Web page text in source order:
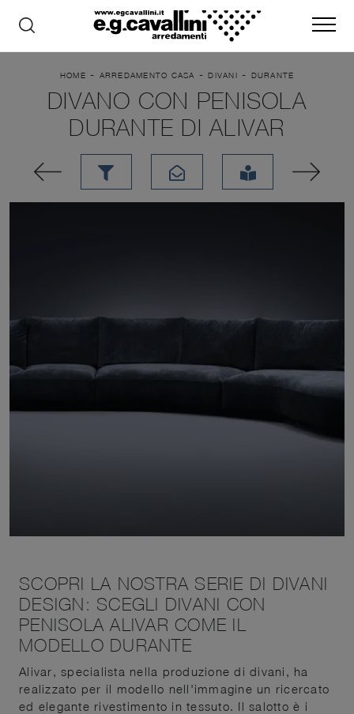
HOME - ARREDAMENTO CASA -DIVANI - DURANTE
DIVANO CON PENISOLA
DURANTE DI ALIVAR
SCOPRI LA NOSTRA SERIE DI DIVANI
DESIGN: SCEGLI DIVANI CON
PENISOLA ALIVAR COME IL
MODELLO DURANTE
Alivar, specialista nella produzione di divani, ha
realizzato per il modello nell'immagine un ricercato
ed elegante rivestimento in tessuto. Il salotto è i